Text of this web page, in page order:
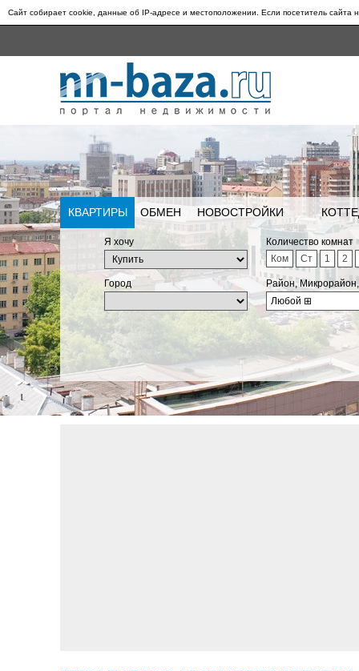
Сайт собирает cookie, данные об IP-адресе и местоположении. Если посетитель сайта
КВАРТИРЫ ОБМЕН НОВОСТРОЙКИ
Я хочу
Количество комнат
Ком
Ст 1 2
Город
Район,
Любой ⊞